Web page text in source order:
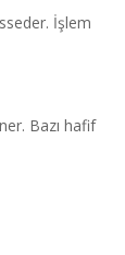
İşlem
Bazı hafif